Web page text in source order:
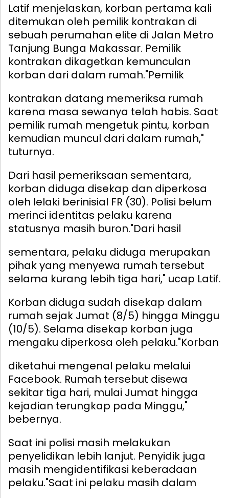
Latif menjelaskan, korban pertama kali
ditemukan oleh pemilik kontrakan di
sebuah perumahan elite di Jalan Metro
Tanjung Bunga Makassar. Pemilik
kontrakan dikagetkan kemunculan
korban dari dalam rumah."Pemilik
kontrakan datang memeriksa rumah
karena masa sewanya telah habis. Saat
pemilik rumah mengetuk pintu, korban
kemudian muncul dari dalam rumah,"
tuturnya.
Dari hasil pemeriksaan sementara,
korban diduga disekap dan diperkosa
oleh lelaki berinisial FR (30). Polisi belum
merinci identitas pelaku karena
statusnya masih buron."Dari hasil
sementara, pelaku diduga merupakan
pihak yang menyewa rumah tersebut
selama kurang lebih tiga hari," ucap Latif.
Korban diduga sudah disekap dalam
rumah sejak Jumat (8/5) hingga Minggu
(10/5). Selama disekap korban juga
mengaku diperkosa oleh pelaku."Korban
diketahui mengenal pelaku melalui
Facebook. Rumah tersebut disewa
sekitar tiga hari, mulai Jumat hingga
kejadian terungkap pada Minggu,"
bebernya.
Saat ini polisi masih melakukan
penyelidikan lebih lanjut. Penyidik juga
masih mengidentifikasi keberadaan
pelaku."Saat ini pelaku masih dalam